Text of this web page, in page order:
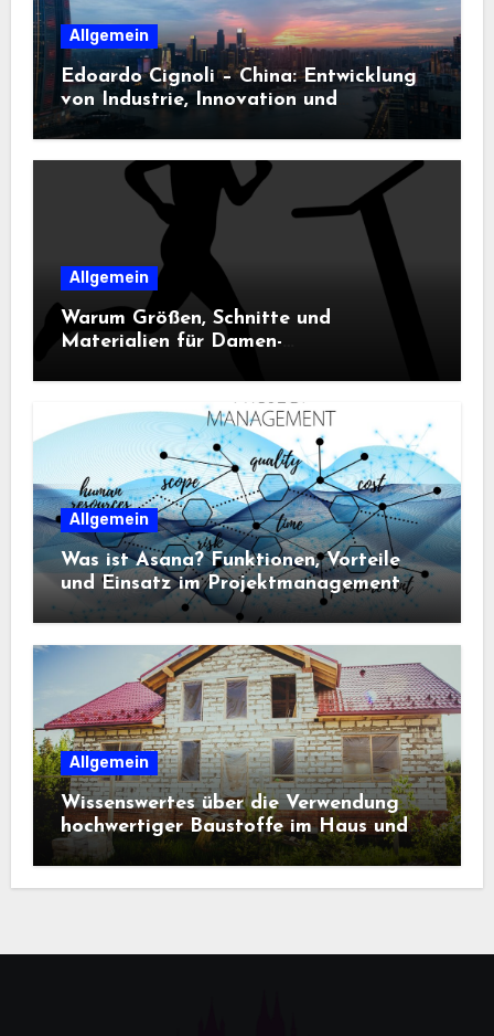
Allgemein
Edoardo Cignoli – China: Entwicklung
von Industrie, Innovation und
Technologie
Allgemein
Warum Größen, Schnitte und
Materialien für Damen-
Allgemein
Was ist Asana? Funktionen, Vorteile
und Einsatz im Projektmanagement
Allgemein
Wissenswertes über die Verwendung
hochwertiger Baustoffe im Haus und
beim Hausbau